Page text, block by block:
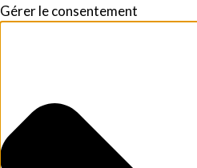
Gérer le consentement